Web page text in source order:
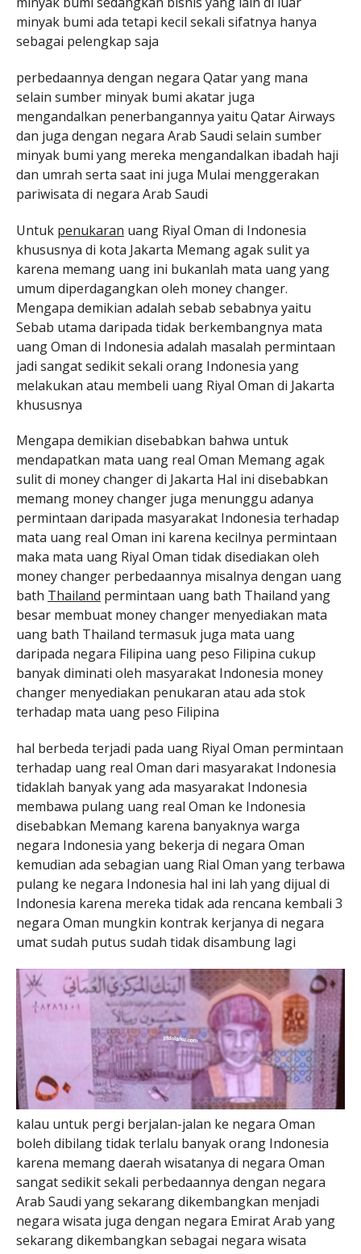
minyak bumi ada tetapi kecil sekali sifatnya hanya
sebagai pelengkap saja
perbedaannya dengan negara Qatar yang mana
selain sumber minyak bumi akatar juga
mengandalkan penerbangannya yaitu Qatar Airways
dan juga dengan negara Arab Saudi selain sumber
minyak bumi yang mereka mengandalkan ibadah haji
dan umrah serta saat ini juga Mulai menggerakan
pariwisata di negara Arab Saudi
Untuk penukaran uang Riyal Oman di Indonesia
khususnya di kota Jakarta Memang agak sulit ya
karena memang uang ini bukanlah mata uang yang
umum diperdagangkan oleh money changer.
Mengapa demikian adalah sebab sebabnya yaitu
Sebab utama daripada tidak berkembangnya mata
uang Oman di Indonesia adalah masalah permintaan
jadi sangat sedikit sekali orang Indonesia yang
melakukan atau membeli uang Riyal Oman di Jakarta
khususnya
Mengapa demikian disebabkan bahwa untuk
mendapatkan mata uang real Oman Memang agak
sulit di money changer di Jakarta Hal ini disebabkan
memang money changer juga menunggu adanya
permintaan daripada masyarakat Indonesia terhadap
mata uang real Oman ini karena kecilnya permintaan
maka mata uang Riyal Oman tidak disediakan oleh
money changer perbedaannya misalnya dengan uang
bath Thailand permintaan uang bath Thailand yang
besar membuat money changer menyediakan mata
uang bath Thailand termasuk juga mata uang
daripada negara Filipina uang peso Filipina cukup
banyak diminati oleh masyarakat Indonesia money
changer menyediakan penukaran atau ada stok
terhadap mata uang peso Filipina
hal berbeda terjadi pada uang Riyal Oman permintaan
terhadap uang real Oman dari masyarakat Indonesia
tidaklah banyak yang ada masyarakat Indonesia
membawa pulang uang real Oman ke Indonesia
disebabkan Memang karena banyaknya warga
negara Indonesia yang bekerja di negara Oman
kemudian ada sebagian uang Rial Oman yang terbawa
pulang ke negara Indonesia hal ini lah yang dijual di
Indonesia karena mereka tidak ada rencana kembali 3
negara Oman mungkin kontrak kerjanya di negara
umat sudah putus sudah tidak disambung lagi
kalau untuk pergi berjalan-jalan ke negara Oman
boleh dibilang tidak terlalu banyak orang Indonesia
karena memang daerah wisatanya di negara Oman
sangat sedikit sekali perbedaannya dengan negara
Arab Saudi yang sekarang dikembangkan menjadi
negara wisata juga dengan negara Emirat Arab yang
sekarang dikembangkan sebagai negara wisata